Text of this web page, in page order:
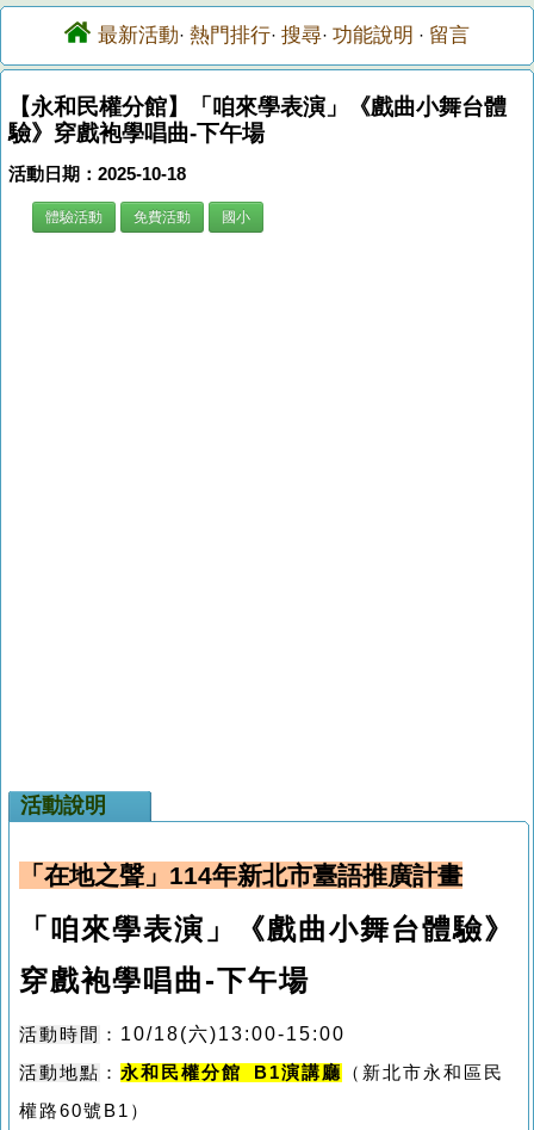
最新活動· 熱門排行· 搜尋· 功能說明 · 留言
【永和民權分館】「咱來學表演」《戲曲小舞台體
驗》穿戲袍學唱曲-下午場
活動日期：2025-10-18
體驗活動 免費活動 國小
活動說明
「在地之聲」 114年新北市臺語推廣計畫
「咱來學表演」《戲曲小舞台體驗》
穿戲袍學唱曲-下午場
活動時間 ： 10/18(六)13:00-15:00
活動地點 ： 永和民權分館 B1演講廳 （新北市永和區民
權路60號B1）